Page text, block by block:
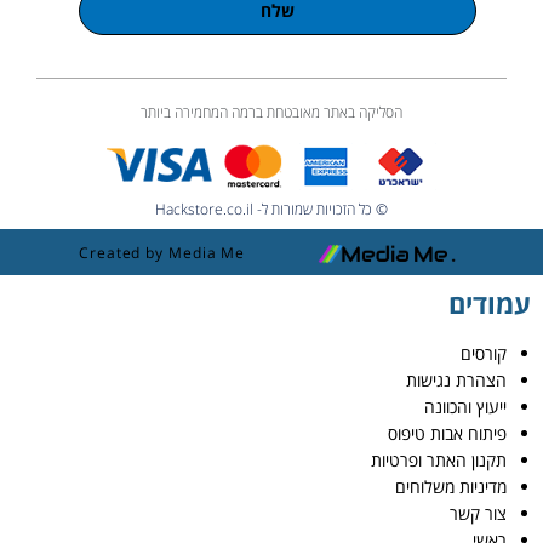
שלח
הסליקה באתר מאובטחת ברמה המחמירה ביותר
© כל הזכויות שמורות ל- Hackstore.co.il
Created by Media Me
עמודים
קורסים
הצהרת נגישות
ייעוץ והכוונה
פיתוח אבות טיפוס
תקנון האתר ופרטיות
מדיניות משלוחים
צור קשר